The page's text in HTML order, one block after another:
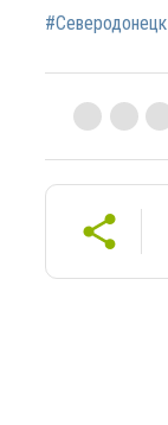
#Северодонецк